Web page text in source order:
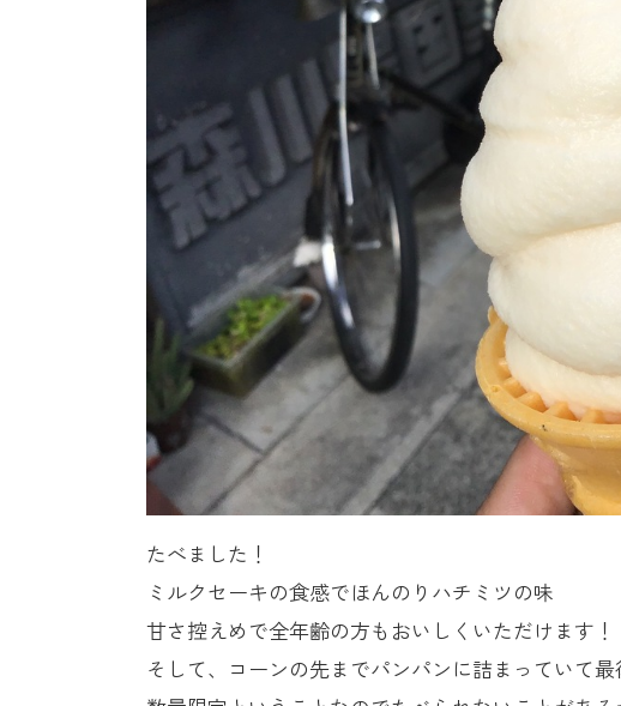
たべました！
ミルクセーキの食感でほんのりハチミツの味
甘さ控えめで全年齢の方もおいしくいただけます！
そして、コーンの先までパンパンに詰まっていて最